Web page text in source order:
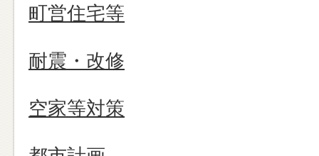
町営住宅等
耐震・改修
空家等対策